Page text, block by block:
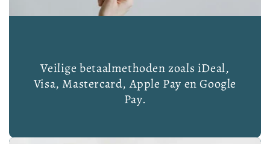
Veilige betaalmethoden zoals iDeal,
Visa, Mastercard, Apple Pay en Google
Pay.